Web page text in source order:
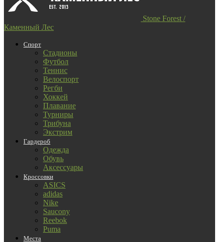
Stone Forest /
Каменный Лес
Спорт
Стадионы
Футбол
Теннис
Велоспорт
Регби
Хоккей
Плавание
Турниры
Трибуна
Экстрим
Гардероб
Одежда
Обувь
Аксессуары
Кроссовки
ASICS
adidas
Nike
Saucony
Reebok
Puma
Места